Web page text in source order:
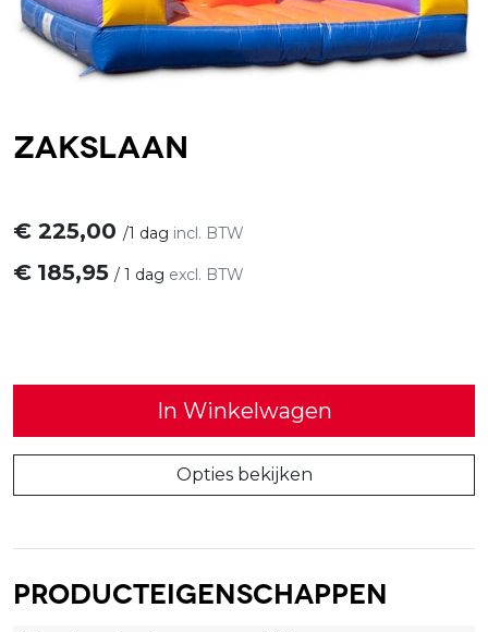
Zakslaan
€ 225,00 /1 dag incl. BTW
€ 185,95 / 1 dag excl. BTW
In Winkelwagen
Opties bekijken
Producteigenschappen